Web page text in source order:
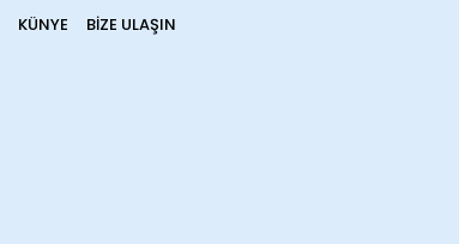
KÜNYE BIZE ULAŞIN